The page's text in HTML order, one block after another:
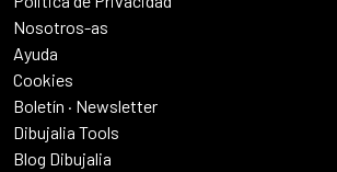
Nosotros-as
Ayuda
Cookies
Boletín · Newsletter
Dibujalia Tools
Blog Dibujalia